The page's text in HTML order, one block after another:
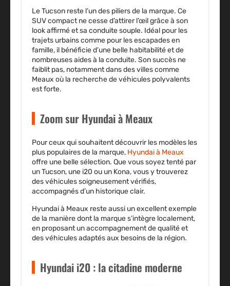
Le Tucson reste l’un des piliers de la marque. Ce
SUV compact ne cesse d’attirer l’œil grâce à son
look affirmé et sa conduite souple. Idéal pour les
trajets urbains comme pour les escapades en
famille, il bénéficie d’une belle habitabilité et de
nombreuses aides à la conduite. Son succès ne
faiblit pas, notamment dans des villes comme
Meaux où la recherche de véhicules polyvalents
est forte.
Zoom sur Hyundai à Meaux
Pour ceux qui souhaitent découvrir les modèles les
plus populaires de la marque, Hyundai à Meaux
offre une belle sélection. Que vous soyez tenté par
un Tucson, une i20 ou un Kona, vous y trouverez
des véhicules soigneusement vérifiés,
accompagnés d’un historique clair.
Hyundai à Meaux reste aussi un excellent exemple
de la manière dont la marque s’intègre localement,
en proposant un accompagnement de qualité et
des véhicules adaptés aux besoins de la région.
Hyundai i20 : la citadine moderne